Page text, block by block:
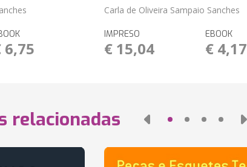
6,75
Carla de Oliveira Sampaio Sanches
IMPRESO
€ 15,04
EBOOK
€ 4,17
relacionadas